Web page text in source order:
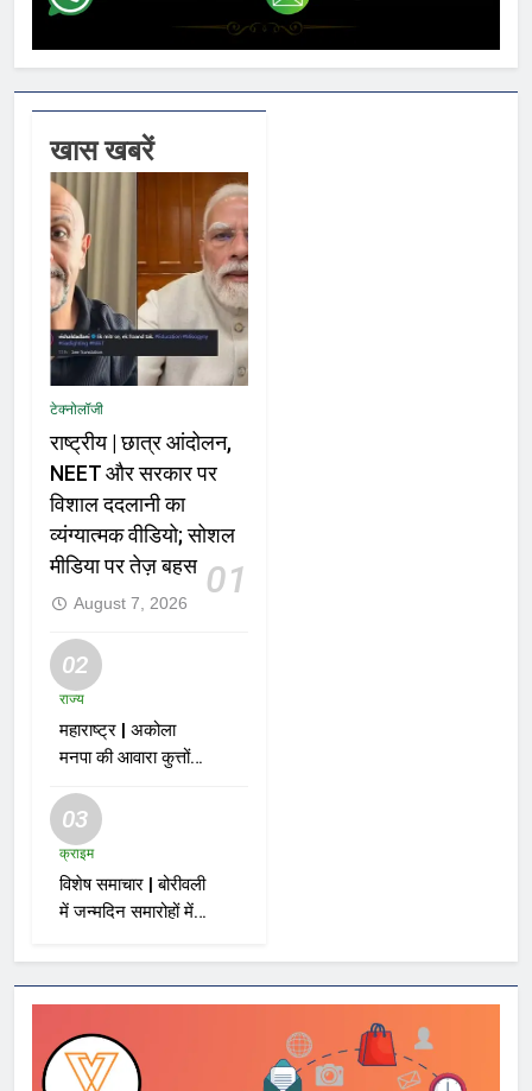
खास खबरें
टेक्नोलॉजी
राष्ट्रीय | छात्र आंदोलन,
NEET और सरकार पर
विशाल ददलानी का
व्यंग्यात्मक वीडियो; सोशल
मीडिया पर तेज़ बहस 01
August 7, 2026
02
राज्य
महाराष्ट्र | अकोला
मनपा की आवारा कुत्तों
नगरसेवक फझलू
पहलवान ने उठाए सवाल
03
क्राइम
विशेष समाचार | बोरीवली
में जन्मदिन समारोहों में
पर इनोवा खड़ी, केक
काटा, एयरगन से